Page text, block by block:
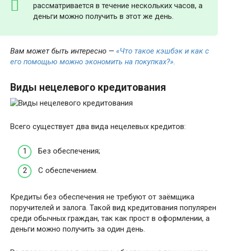
рассматривается в течение нескольких часов, а
деньги можно получить в этот же день.
Вам может быть интересно — «Что такое кэшбэк и как с
его помощью можно экономить на покупках?».
Виды нецелевого кредитования
Всего существует два вида нецелевых кредитов:
Без обеспечения;
С обеспечением.
Кредиты без обеспечения не требуют от заёмщика
поручителей и залога. Такой вид кредитования популярен
среди обычных граждан, так как прост в оформлении, а
деньги можно получить за один день.